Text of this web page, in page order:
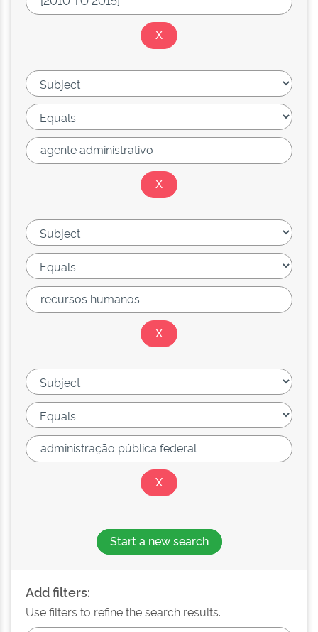
Start a new search
Add filters:
Use filters to refine the search results.